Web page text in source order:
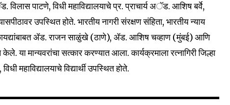
पाटणे, विधी महाविद्यालयाचे प्र. प्राचार्य अॅड. आशिष बर्वे,
उपस्थित होते. भारतीय नागरी संरक्षण संहिता, भारतीय न्याय
कायद्यांबाबत ॲड. राजन साळुंखे (ठाणे), ॲड. आशिष चव्हाण (मुंबई) आणि
या मान्यवरांचा सत्कार करण्यात आला. कार्यक्रमाला रत्नागिरी जिल्हा
महाविद्यालयाचे विद्यार्थी उपस्थित होते.